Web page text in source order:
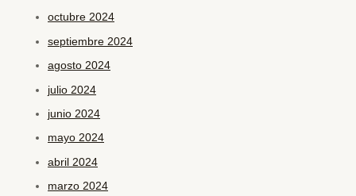
octubre 2024
septiembre 2024
agosto 2024
julio 2024
junio 2024
mayo 2024
abril 2024
marzo 2024